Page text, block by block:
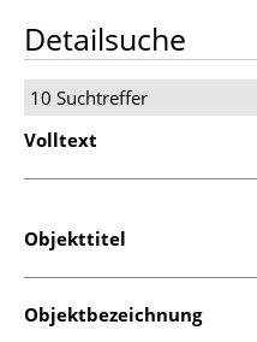
Detailsuche
10 Suchtreffer
Volltext
Objekttitel
Objektbezeichnung